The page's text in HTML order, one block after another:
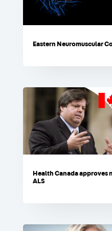
Eastern Neuromuscular
Health Canada approves
ALS